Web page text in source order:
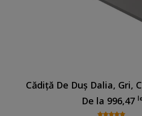
Cădiță De Duș Dalia, Gri,
De la 996,47